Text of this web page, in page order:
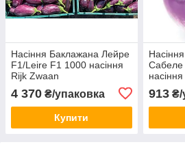
Насіння Баклажана Лейре
F1/Leire F1 1000 насіння
Rijk Zwaan
4 370 ₴/упаковка
Купити
Сабеле
913₴/